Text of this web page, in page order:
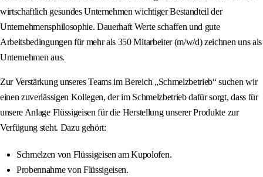
wirtschaftlich gesundes Unternehmen wichtiger Bestandteil der
Unternehmensphilosophie. Dauerhaft Werte schaffen und gute
Arbeitsbedingungen für mehr als 350 Mitarbeiter (m/w/d) zeichnen uns als
Unternehmen aus.
Zur Verstärkung unseres Teams im Bereich „Schmelzbetrieb“ suchen wir
einen zuverlässigen Kollegen, der im Schmelzbetrieb dafür sorgt, dass für
unsere Anlage Flüssigeisen für die Herstellung unserer Produkte zur
Verfügung steht. Dazu gehört:
Schmelzen von Flüssigeisen am Kupolofen.
Probennahme von Flüssigeisen.